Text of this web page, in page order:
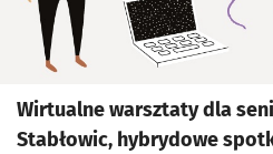
Wirtualne warsztaty dla
Stabłowic, hybrydowe